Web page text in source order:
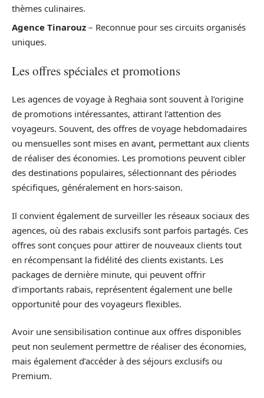
thèmes culinaires.
Agence Tinarouz – Reconnue pour ses circuits organisés
uniques.
Les offres spéciales et promotions
Les agences de voyage à Reghaia sont souvent à l’origine
de promotions intéressantes, attirant l’attention des
voyageurs. Souvent, des offres de voyage hebdomadaires
ou mensuelles sont mises en avant, permettant aux clients
de réaliser des économies. Les promotions peuvent cibler
des destinations populaires, sélectionnant des périodes
spécifiques, généralement en hors-saison.
Il convient également de surveiller les réseaux sociaux des
agences, où des rabais exclusifs sont parfois partagés. Ces
offres sont conçues pour attirer de nouveaux clients tout
en récompensant la fidélité des clients existants. Les
packages de dernière minute, qui peuvent offrir
d’importants rabais, représentent également une belle
opportunité pour des voyageurs flexibles.
Avoir une sensibilisation continue aux offres disponibles
peut non seulement permettre de réaliser des économies,
mais également d’accéder à des séjours exclusifs ou
Premium.